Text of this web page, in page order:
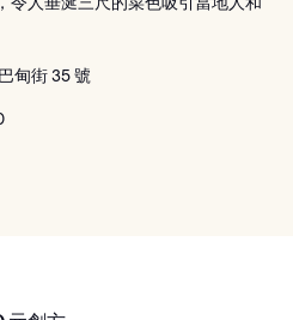
甸街 35 號